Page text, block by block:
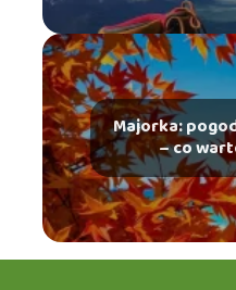
Majorka:
– co